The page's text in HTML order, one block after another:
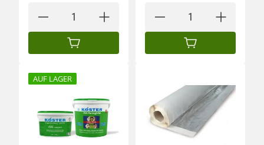
IN DEN WARENKORB IN DEN WARENKORB
AUF LAGER